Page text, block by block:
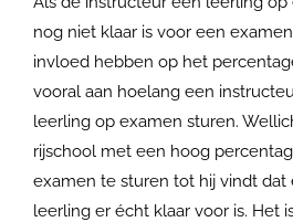
nog niet klaar is voor een
invloed hebben op het
vooral aan hoelang een
leerling op examen sturen.
rijschool met een hoog
examen te sturen tot hij vindt dat
leerling er écht klaar voor is. Het